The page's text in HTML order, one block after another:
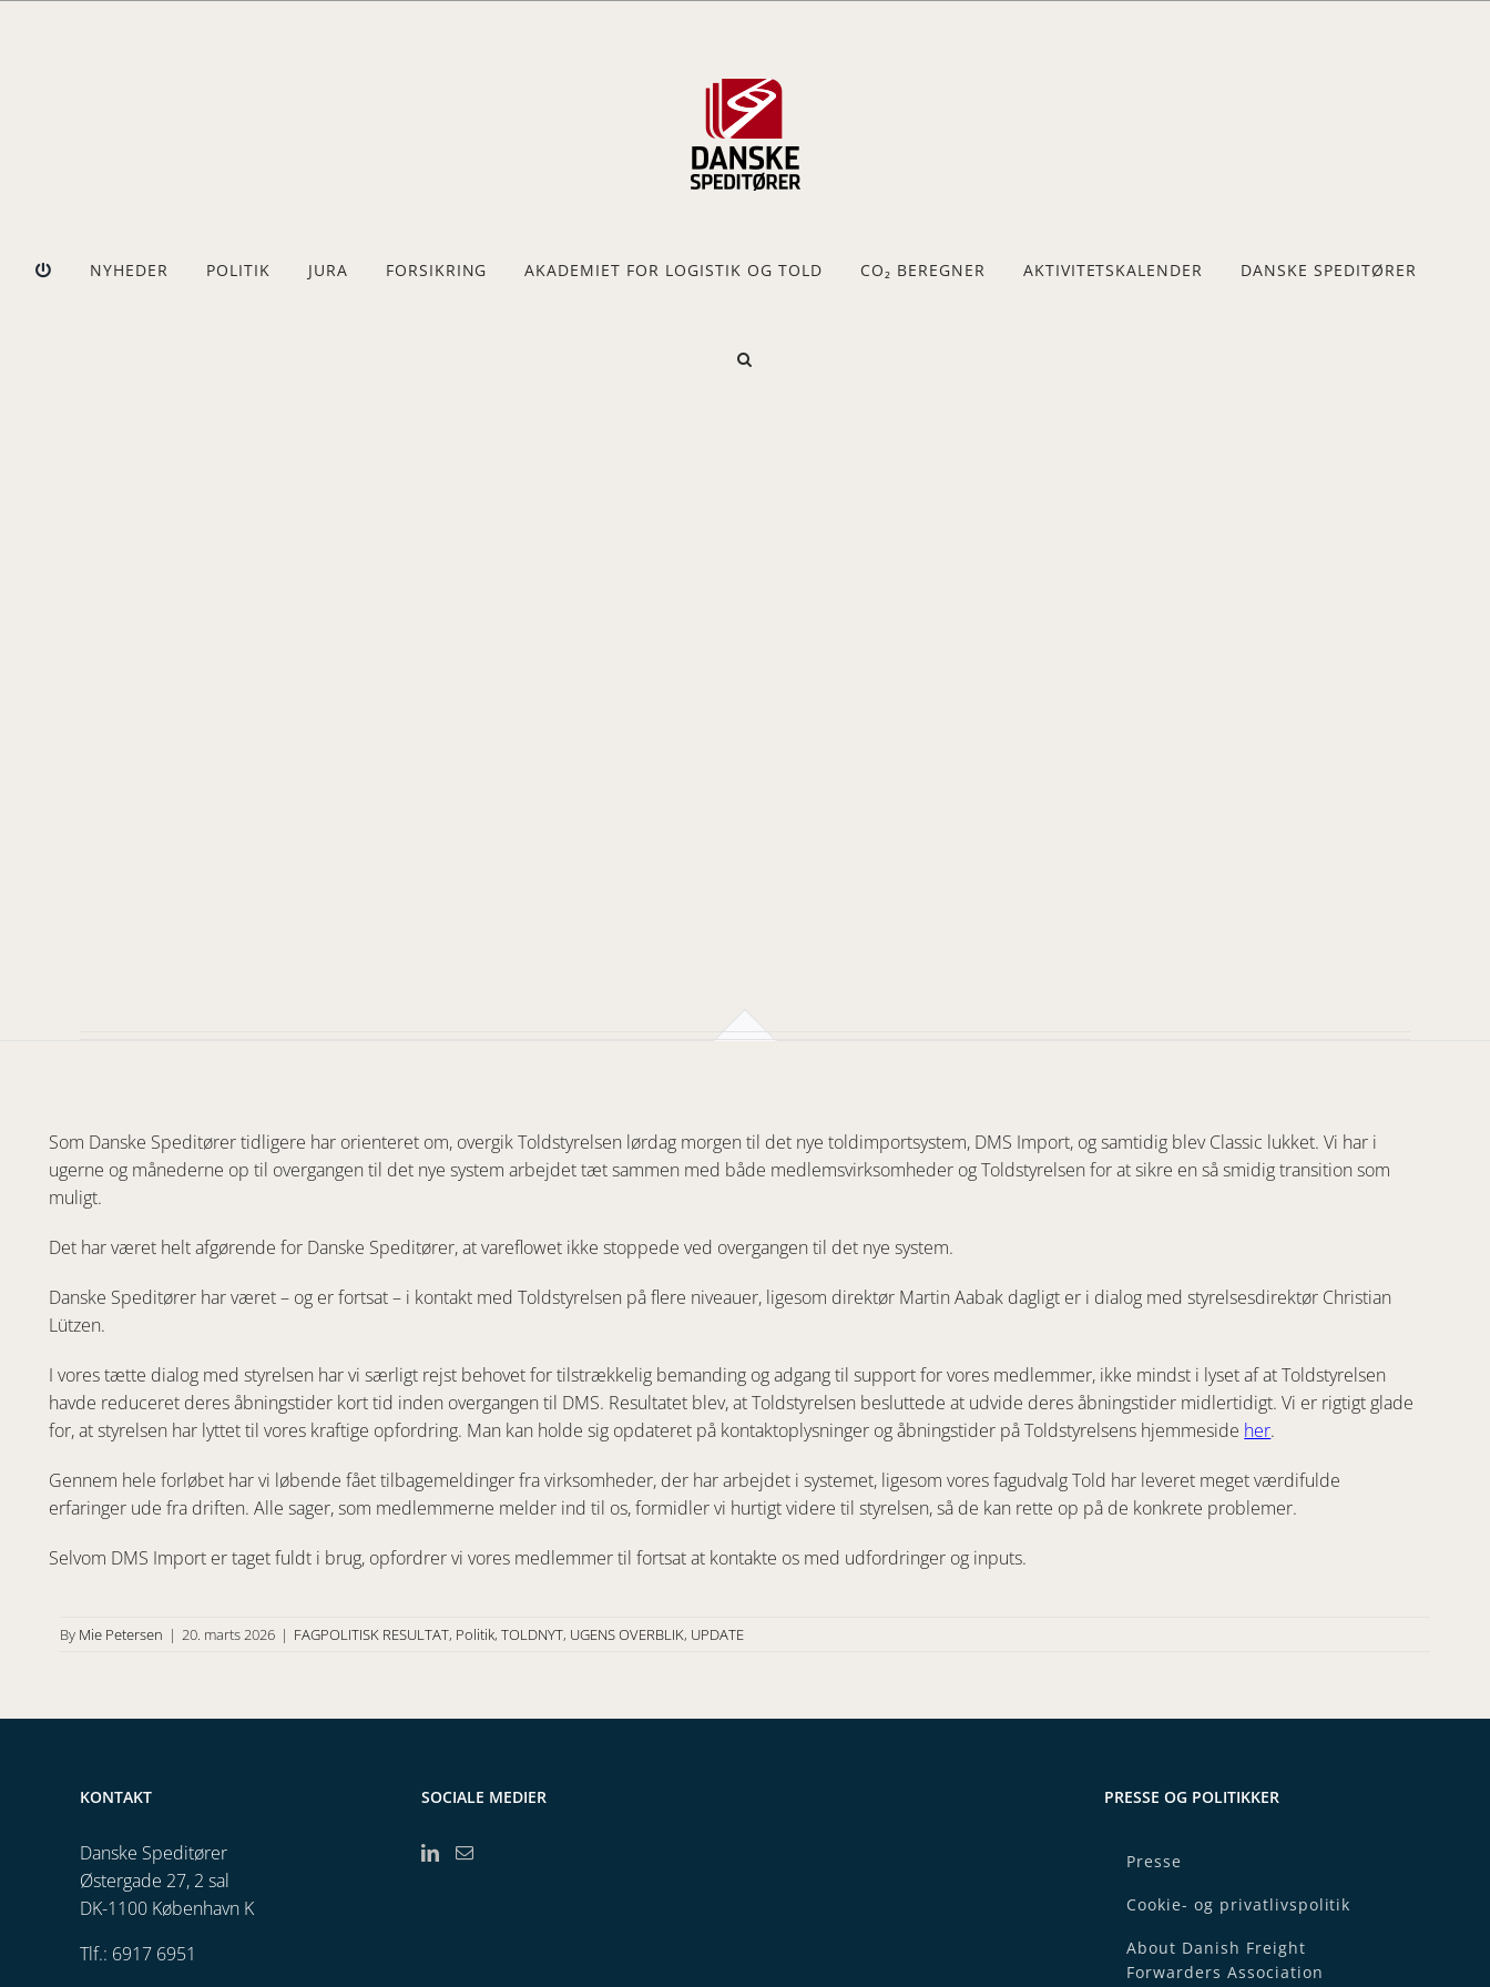
NYHEDER POLITIK JURA FORSIKRING AKADEMIET FOR LOGISTIK OG TOLD CO₂ BEREGNER AKTIVITETSKALENDER DANSKE SPEDITØRER
Som Danske Speditører tidligere har orienteret om, overgik Toldstyrelsen lørdag morgen til det nye toldimportsystem, DMS Import, og samtidig blev Classic lukket. Vi har i
ugerne og månederne op til overgangen til det nye system arbejdet tæt sammen med både medlemsvirksomheder og Toldstyrelsen for at sikre en så smidig transition som
muligt.
Det har været helt afgørende for Danske Speditører, at vareflowet ikke stoppede ved overgangen til det nye system.
Danske Speditører har været – og er fortsat – i kontakt med Toldstyrelsen på flere niveauer, ligesom direktør Martin Aabak dagligt er i dialog med styrelsesdirektør Christian
Lützen.
I vores tætte dialog med styrelsen har vi særligt rejst behovet for tilstrækkelig bemanding og adgang til support for vores medlemmer, ikke mindst i lyset af at Toldstyrelsen
havde reduceret deres åbningstider kort tid inden overgangen til DMS. Resultatet blev, at Toldstyrelsen besluttede at udvide deres åbningstider midlertidigt. Vi er rigtigt glade
for, at styrelsen har lyttet til vores kraftige opfordring. Man kan holde sig opdateret på kontaktoplysninger og åbningstider på Toldstyrelsens hjemmeside her.
Gennem hele forløbet har vi løbende fået tilbagemeldinger fra virksomheder, der har arbejdet i systemet, ligesom vores fagudvalg Told har leveret meget værdifulde
erfaringer ude fra driften. Alle sager, som medlemmerne melder ind til os, formidler vi hurtigt videre til styrelsen, så de kan rette op på de konkrete problemer.
Selvom DMS Import er taget fuldt i brug, opfordrer vi vores medlemmer til fortsat at kontakte os med udfordringer og inputs.
By Mie Petersen | 20. marts 2026 | FAGPOLITISK RESULTAT, Politik, TOLDNYT, UGENS OVERBLIK, UPDATE
KONTAKT
Danske Speditører
Østergade 27, 2 sal
DK-1100 København K
Tlf.: 6917 6951
SOCIALE MEDIER PRESSE OG POLITIKKER
Presse
Cookie- og privatlivspolitik
About Danish Freight
Forwarders Association